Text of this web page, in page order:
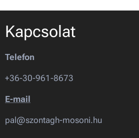
Kapcsolat
Telefon
+36-30-961-8673
E-mail
pal@szontagh-mosoni.hu